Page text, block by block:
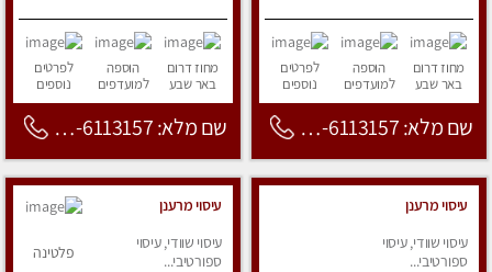
מחוז דרום
באר שבע
הוספה
למועדפים
לפרטים
נוספים
שם מלא: 053-6113157
מחוז דרום
באר שבע
הוספה
למועדפים
לפרטים
נוספים
שם מלא: 053-6113157
עיסוי מרענן
עיסוי שוודי, עיסוי
ספורטיבי...
עיסוי מרענן
עיסוי שוודי, עיסוי
ספורטיבי...
פלטינה